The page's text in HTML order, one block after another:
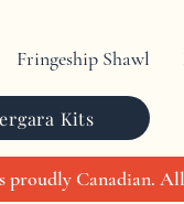
Fringeship Shawl
Kits
Canadian.